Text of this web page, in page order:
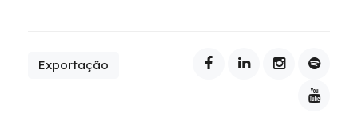
Exportação